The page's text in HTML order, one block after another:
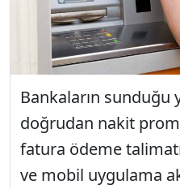
Bankaların sunduğu
doğrudan nakit
fatura ödeme
ve mobil uygulama